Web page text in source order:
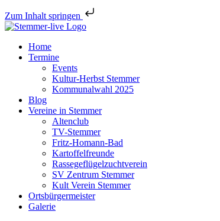
Zum Inhalt springen
Home
Termine
Events
Kultur-Herbst Stemmer
Kommunalwahl 2025
Blog
Vereine in Stemmer
Altenclub
TV-Stemmer
Fritz-Homann-Bad
Kartoffelfreunde
Rassegeflügelzuchtverein
SV Zentrum Stemmer
Kult Verein Stemmer
Ortsbürgermeister
Galerie